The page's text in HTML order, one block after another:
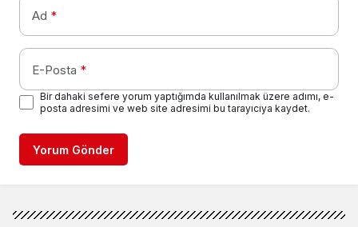
Ad *
E-Posta *
Bir dahaki sefere yorum yaptığımda kullanılmak üzere adımı, e-
posta adresimi ve web site adresimi bu tarayıcıya kaydet.
Yorum Gönder